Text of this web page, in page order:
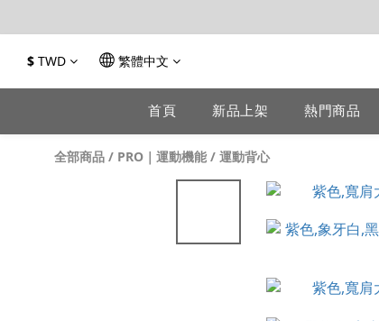
$ TWD 繁體中文
首頁 新品上架 熱門商品
全部商品 / PRO｜運動機能 / 運動背心